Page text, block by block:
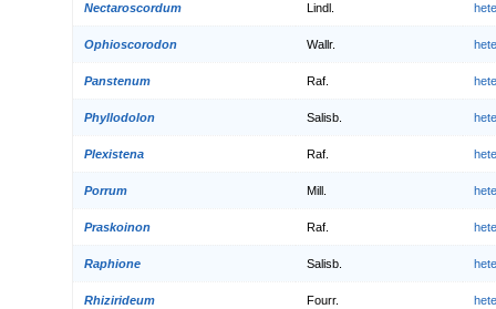
Nectaroscordum Lindl.
Ophioscorodon Wallr.
Panstenum Raf.
Phyllodolon Salisb.
Plexistena Raf.
Porrum Mill.
Praskoinon Raf.
Raphione Salisb.
Rhizirideum Fourr.